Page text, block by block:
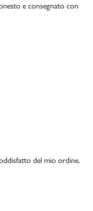
e consegnato con
del mio ordine.